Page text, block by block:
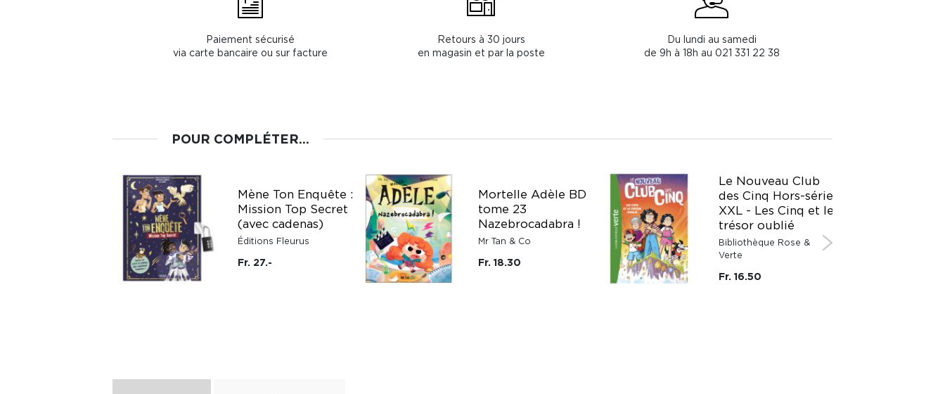
Paiement sécurisé
via carte bancaire ou sur facture
Retours à 30 jours
en magasin et par la poste
Du lundi au samedi
de 9h à 18h au 021 331 22 38
POUR COMPLÉTER...
Mène Ton Enquête :
Mission Top Secret
(avec cadenas)
Éditions Fleurus
Fr. 27.-
Mortelle Adèle BD
tome 23
Nazebrocadabra !
Mr Tan & Co
Fr. 18.30
Le Nouveau Club
des Cinq Hors-série
XXL - Les Cinq et le
trésor oublié
Bibliothèque Rose &
Verte
Fr. 16.50